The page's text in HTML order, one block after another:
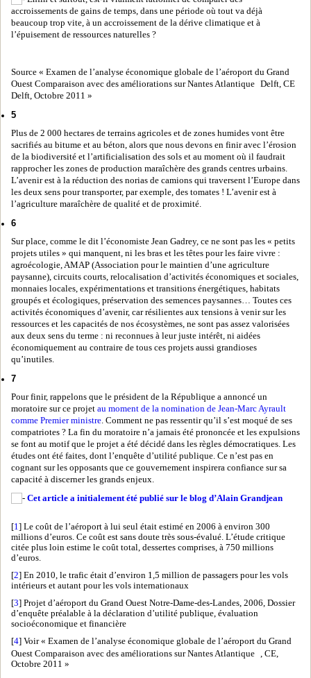
accroissements de gains de temps, dans une période où tout va déjà
beaucoup trop vite, à un accroissement de la dérive climatique et à
l’épuisement de ressources naturelles ?
Source « Examen de l’analyse économique globale de l’aéroport du Grand
Ouest Comparaison avec des améliorations sur Nantes Atlantique Delft, CE
Delft, Octobre 2011 »
5
Plus de 2 000 hectares de terrains agricoles et de zones humides vont être
sacrifiés au bitume et au béton, alors que nous devons en finir avec l’érosion
de la biodiversité et l’artificialisation des sols et au moment où il faudrait
rapprocher les zones de production maraîchère des grands centres urbains.
L’avenir est à la réduction des norias de camions qui traversent l’Europe dans
les deux sens pour transporter, par exemple, des tomates ! L’avenir est à
l’agriculture maraîchère de qualité et de proximité.
6
Sur place, comme le dit l’économiste Jean Gadrey, ce ne sont pas les « petits
projets utiles » qui manquent, ni les bras et les têtes pour les faire vivre :
agroécologie, AMAP (Association pour le maintien d’une agriculture
paysanne), circuits courts, relocalisation d’activités économiques et sociales,
monnaies locales, expérimentations et transitions énergétiques, habitats
groupés et écologiques, préservation des semences paysannes… Toutes ces
activités économiques d’avenir, car résilientes aux tensions à venir sur les
ressources et les capacités de nos écosystèmes, ne sont pas assez valorisées
aux deux sens du terme : ni reconnues à leur juste intérêt, ni aidées
économiquement au contraire de tous ces projets aussi grandioses
qu’inutiles.
7
Pour finir, rappelons que le président de la République a annoncé un
moratoire sur ce projet au moment de la nomination de Jean-Marc Ayrault
comme Premier ministre. Comment ne pas ressentir qu’il s’est moqué de ses
compatriotes ? La fin du moratoire n’a jamais été prononcée et les expulsions
se font au motif que le projet a été décidé dans les règles démocratiques. Les
études ont été faites, dont l’enquête d’utilité publique. Ce n’est pas en
cognant sur les opposants que ce gouvernement inspirera confiance sur sa
capacité à discerner les grands enjeux.
Cet article a initialement été publié sur le blog d’Alain Grandjean
[1] Le coût de l’aéroport à lui seul était estimé en 2006 à environ 300
millions d’euros. Ce coût est sans doute très sous-évalué. L’étude critique
citée plus loin estime le coût total, dessertes comprises, à 750 millions
d’euros.
[2] En 2010, le trafic était d’environ 1,5 million de passagers pour les vols
intérieurs et autant pour les vols internationaux
[3] Projet d’aéroport du Grand Ouest Notre-Dame-des-Landes, 2006, Dossier
d’enquête préalable à la déclaration d’utilité publique, évaluation
socioéconomique et financière
[4] Voir « Examen de l’analyse économique globale de l’aéroport du Grand
Ouest Comparaison avec des améliorations sur Nantes Atlantique , CE,
Octobre 2011 »